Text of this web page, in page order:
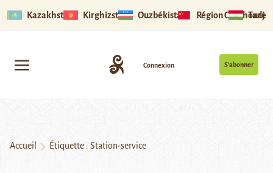
Kazakhstan Kirghizstan Ouzbékistan Région Ouïghoure
S’abonner
Connexion
Accueil Étiquette : Station-service